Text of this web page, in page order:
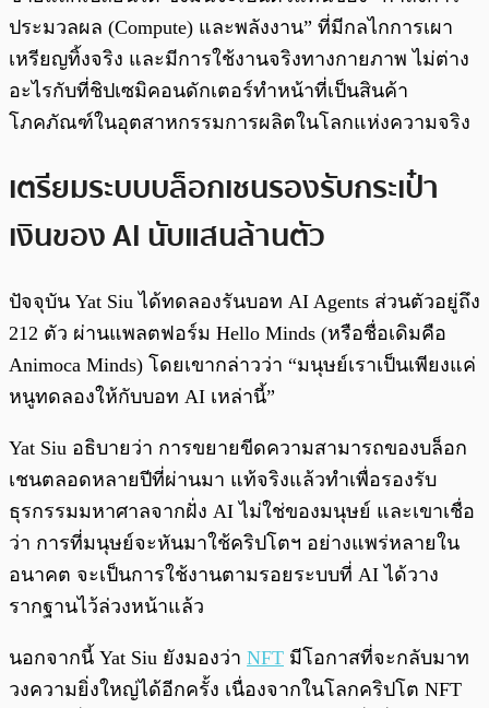
ประมวลผล (Compute) และพลังงาน” ที่มีกลไกการเผา
เหรียญทิ้งจริง และมีการใช้งานจริงทางกายภาพ ไม่ต่าง
อะไรกับที่ชิปเซมิคอนดักเตอร์ทำหน้าที่เป็นสินค้า
โภคภัณฑ์ในอุตสาหกรรมการผลิตในโลกแห่งความจริง
เตรียมระบบบล็อกเชนรองรับกระเป๋า
เงินของ AI นับแสนล้านตัว
ปัจจุบัน Yat Siu ได้ทดลองรันบอท AI Agents ส่วนตัวอยู่ถึง
212 ตัว ผ่านแพลตฟอร์ม Hello Minds (หรือชื่อเดิมคือ
Animoca Minds) โดยเขากล่าวว่า “มนุษย์เราเป็นเพียงแค่
หนูทดลองให้กับบอท AI เหล่านี้”
Yat Siu อธิบายว่า การขยายขีดความสามารถของบล็อก
เชนตลอดหลายปีที่ผ่านมา แท้จริงแล้วทำเพื่อรองรับ
ธุรกรรมมหาศาลจากฝั่ง AI ไม่ใช่ของมนุษย์ และเขาเชื่อ
ว่า การที่มนุษย์จะหันมาใช้คริปโตฯ อย่างแพร่หลายใน
อนาคต จะเป็นการใช้งานตามรอยระบบที่ AI ได้วาง
รากฐานไว้ล่วงหน้าแล้ว
นอกจากนี้ Yat Siu ยังมองว่า NFT มีโอกาสที่จะกลับมาท
วงความยิ่งใหญ่ได้อีกครั้ง เนื่องจากในโลกคริปโต NFT